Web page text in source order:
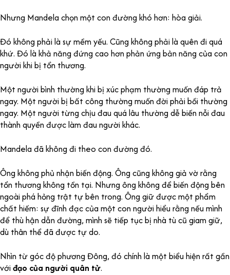
Nhưng Mandela chọn một con đường khó hơn: hòa giải.
Đó không phải là sự mềm yếu. Cũng không phải là quên đi quá
khứ. Đó là khả năng đứng cao hơn phản ứng bản năng của con
người khi bị tổn thương.
Một người bình thường khi bị xúc phạm thường muốn đáp trả
ngay. Một người bị bất công thường muốn đời phải bồi thường
ngay. Một người từng chịu đau quá lâu thường dễ biến nỗi đau
thành quyền được làm đau người khác.
Mandela đã không đi theo con đường đó.
Ông không phủ nhận biến động. Ông cũng không giả vờ rằng
tổn thương không tồn tại. Nhưng ông không để biến động bên
ngoài phá hỏng trật tự bên trong. Ông giữ được một phẩm
chất hiếm: sự đĩnh đạc của một con người hiểu rằng nếu mình
để thù hận dẫn đường, mình sẽ tiếp tục bị nhà tù cũ giam giữ,
dù thân thể đã được tự do.
Nhìn từ góc độ phương Đông, đó chính là một biểu hiện rất gần
với đạo của người quân tử.